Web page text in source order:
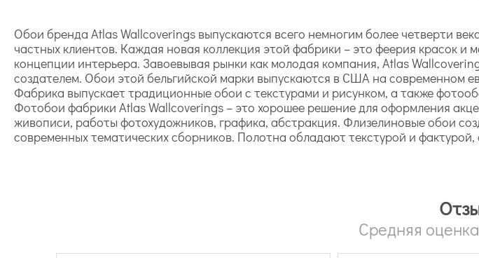
Обои бренда Atlas Wallcoverings выпускаются всего немногим более четверти
частных клиентов. Каждая новая коллекция этой фабрики – это феерия красок
концепции интерьера. Завоевывая рынки как молодая компания, Atlas
создателем. Обои этой бельгийской марки выпускаются в США на современном
Фабрика выпускает традиционные обои с текстурами и рисунком, а также
Фотобои фабрики Atlas Wallcoverings – это хорошее решение для оформления
живописи, работы фотохудожников, графика, абстракция. Флизелиновые обои
современных тематических сборников. Полотна обладают текстурой и
Средняя